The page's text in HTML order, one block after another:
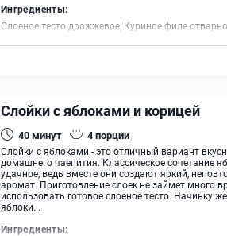
Ингредиенты:
Слоеное тесто дрожжевое, Куриное филе
Слойки с яблоками и корицей
40минут 4порции
Слойки с яблоками - это отличный вариант
домашнего чаепития. Классическое сочетание
удачное, ведь вместе они создают яркий,
аромат. Приготовление слоек не займет много
использовать готовое слоеное тесто. Начинку
яблоки...
Ингредиенты: